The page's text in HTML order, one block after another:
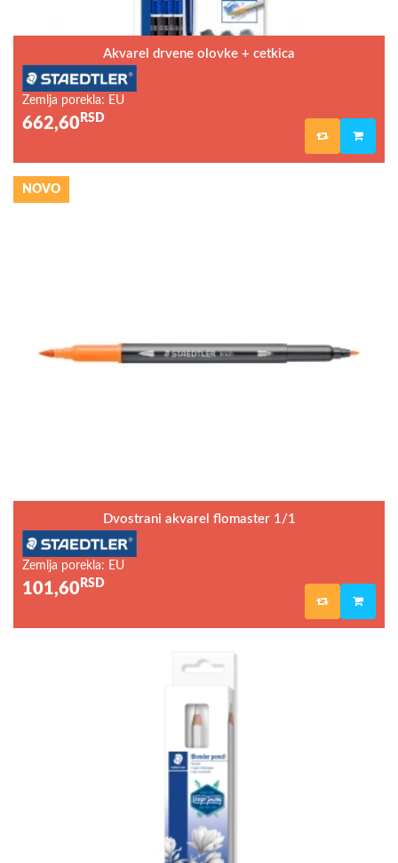
Akvarel drvene olovke + cetkica
Zemlja porekla: EU
662,60 RSD
NOVO
Dvostrani akvarel flomaster 1/1
Zemlja porekla: EU
101,60 RSD